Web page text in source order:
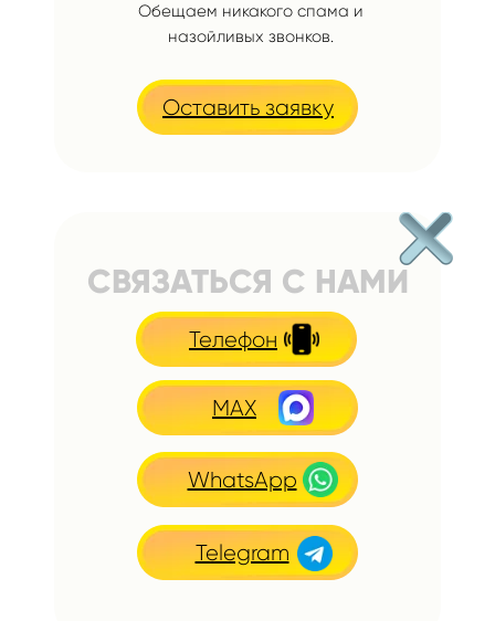
Оставить заявку
Обещаем никакого спама и
назойливых звонков.
СВЯЗАТЬСЯ С НАМИ
Telegram
WhatsApp
MAX
Телефон